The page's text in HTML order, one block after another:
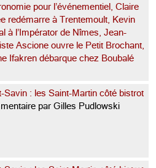
pour l’événementiel, Claire
redémarre à Trentemoult, Kevin
à l’Impérator de Nîmes, Jean-
Ascione ouvre le Petit Brochant,
Ifakren débarque chez Boubalé
Savin : les Saint-Martin côté bistrot
par Gilles Pudlowski